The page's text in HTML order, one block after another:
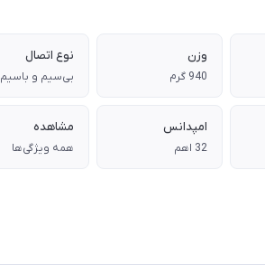
وزن
940 گرم
نوع اتصال
بی‌سیم و باسیم
امپدانس
32 اهم
مشاهده
همه ویژگی‌ها